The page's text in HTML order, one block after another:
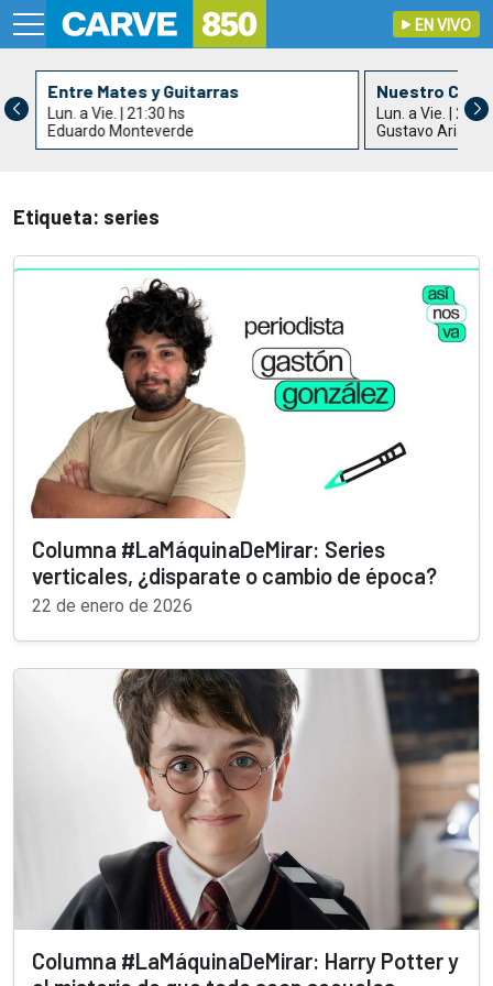
EN VIVO
Entre Mates y Guitarras
Lun. a Vie. | 21:30 hs
Eduardo Monteverde
Nuestro
Lun. a Vie. |
Gustavo Arias
Etiqueta: series
Columna #LaMáquinaDeMirar: Series
verticales, ¿disparate o cambio de época?
22 de enero de 2026
Columna #LaMáquinaDeMirar: Harry Potter y